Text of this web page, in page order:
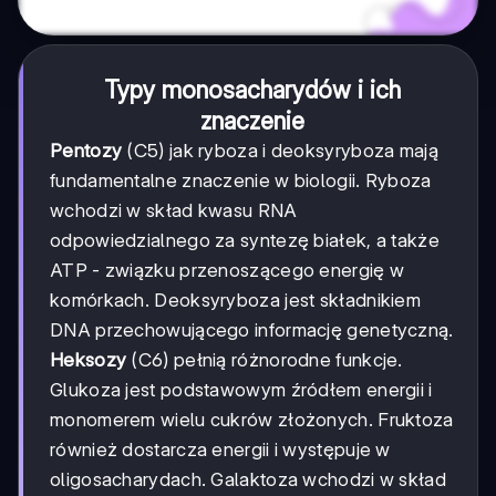
Typy monosacharydów i ich
znaczenie
Pentozy (C5) jak ryboza i deoksyryboza mają
fundamentalne znaczenie w biologii. Ryboza
wchodzi w skład kwasu RNA
odpowiedzialnego za syntezę białek, a także
ATP - związku przenoszącego energię w
komórkach. Deoksyryboza jest składnikiem
DNA przechowującego informację genetyczną.
Heksozy (C6) pełnią różnorodne funkcje.
Glukoza jest podstawowym źródłem energii i
monomerem wielu cukrów złożonych. Fruktoza
również dostarcza energii i występuje w
oligosacharydach. Galaktoza wchodzi w skład